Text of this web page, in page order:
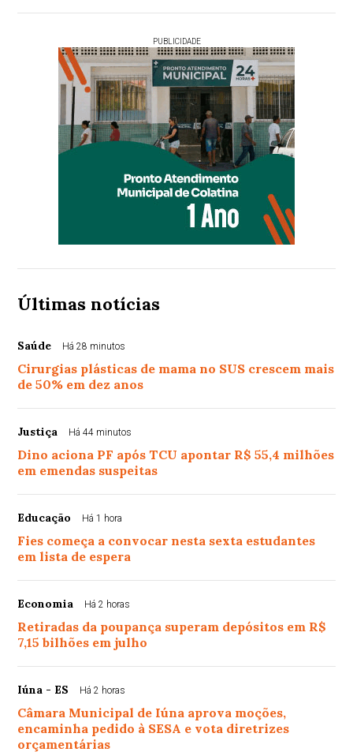
PUBLICIDADE
Últimas notícias
Saúde Há 28 minutos
Cirurgias plásticas de mama no SUS crescem mais
de 50% em dez anos
Justiça Há 44 minutos
Dino aciona PF após TCU apontar R$ 55,4 milhões
em emendas suspeitas
Educação Há 1 hora
Fies começa a convocar nesta sexta estudantes
em lista de espera
Economia Há 2 horas
Retiradas da poupança superam depósitos em R$
7,15 bilhões em julho
Iúna - ES Há 2 horas
Câmara Municipal de Iúna aprova moções,
encaminha pedido à SESA e vota diretrizes
orçamentárias